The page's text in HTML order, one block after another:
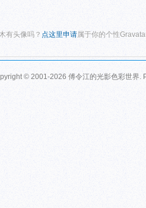
有头像吗？ 点这里申请 属于你的个性
© 2001-2026 傅令江的光影色彩世界.